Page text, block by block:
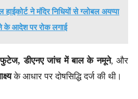
हाईकोर्ट ने मंदिर निधियों से ग्लोबल अयप्पा
के आदेश पर रोक लगाई
फुटेज, डीएनए जांच में बाल के नमूने, और
के आधार पर दोषसिद्धि दर्ज की थी।